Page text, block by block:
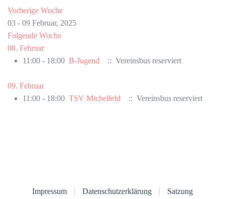
Vorherige Woche
03 - 09 Februar, 2025
Folgende Woche
08. Februar
11:00 - 18:00 B-Jugend :: Vereinsbus reserviert
09. Februar
11:00 - 18:00 TSV Michelfeld :: Vereinsbus reserviert
Impressum Datenschutzerklärung
Satzung